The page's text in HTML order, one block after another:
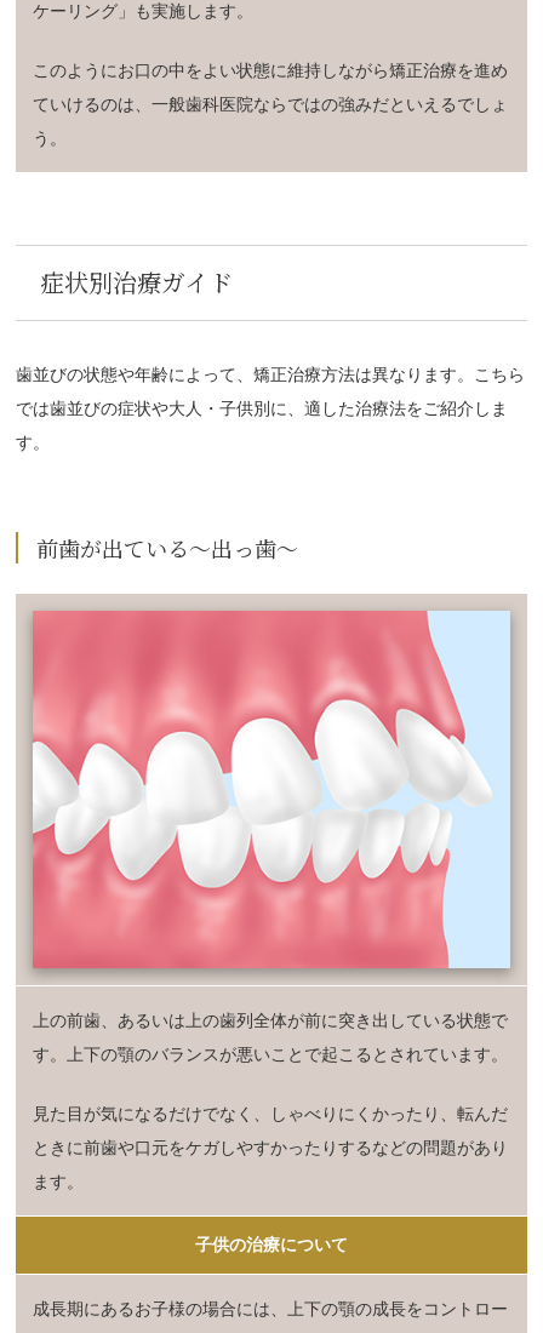
ケーリング」も実施します。
このようにお口の中をよい状態に維持しながら矯正治療を進め
ていけるのは、一般歯科医院ならではの強みだといえるでしょ
う。
症状別治療ガイド
歯並びの状態や年齢によって、矯正治療方法は異なります。こちら
では歯並びの症状や大人・子供別に、適した治療法をご紹介しま
す。
前歯が出ている～出っ歯～
上の前歯、あるいは上の歯列全体が前に突き出している状態で
す。上下の顎のバランスが悪いことで起こるとされています。
見た目が気になるだけでなく、しゃべりにくかったり、転んだ
ときに前歯や口元をケガしやすかったりするなどの問題があり
ます。
子供の治療について
成長期にあるお子様の場合には、上下の顎の成長をコントロー